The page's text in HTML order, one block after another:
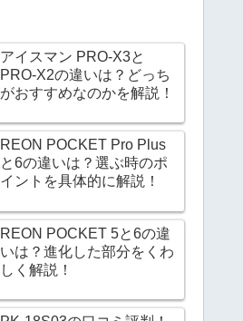
アイスマン PRO-X3と
PRO-X2の違いは？どっち
がおすすめなのかを解説！
REON POCKET Pro Plus
と6の違いは？選ぶ時のポ
イントを具体的に解説！
REON POCKET 5と6の違
いは？進化した部分をくわ
しく解説！